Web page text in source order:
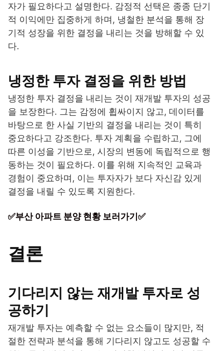
자가 필요하다고 설명한다. 감정적 선택은 종종 단기
적 이익에만 집중하게 하며, 냉철한 분석을 통해 장
기적 성장을 위한 결정을 내리는 것을 방해할 수 있
다.
냉정한 투자 결정을 위한 방법
냉정한 투자 결정을 내리는 것이 재개발 투자의 성공
을 보장한다. 그는 감정에 휩싸이지 않고, 데이터를
바탕으로 한 사실 기반의 결정을 내리는 것이 특히
중요하다고 강조한다. 투자 계획을 수립하고, 그에
따른 이성을 기반으로, 시장의 변동에 독립적으로 행
동하는 것이 필요하다. 이를 위해 지속적인 교육과
경험이 중요하며, 이는 투자자가 보다 자신감 있게
결정을 내릴 수 있도록 지원한다.
✅부산 아파트 분양 현황 보러가기✅
결론
기다리지 않는 재개발 투자로 성
공하기
재개발 투자는 예측할 수 없는 요소들이 많지만, 적
절한 전략과 분석을 통해 기다리지 않고도 성공할 수